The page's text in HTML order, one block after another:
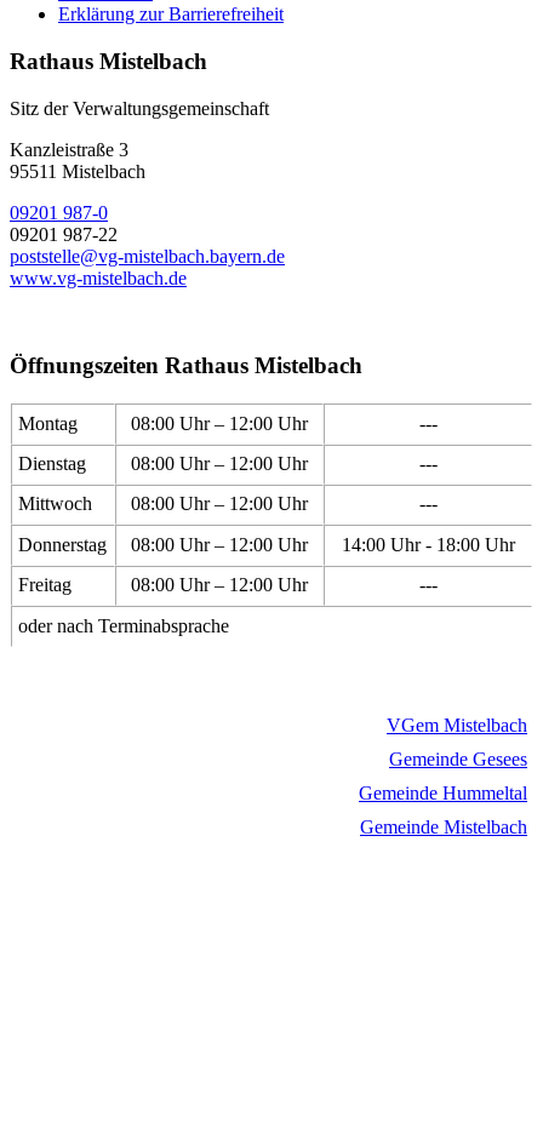
Erklärung zur Barrierefreiheit
Rathaus Mistelbach
Sitz der Verwaltungsgemeinschaft
Kanzleistraße 3
95511 Mistelbach
09201 987-0
09201 987-22
poststelle@vg-mistelbach.bayern.de
www.vg-mistelbach.de
Öffnungszeiten Rathaus Mistelbach
Montag 08:00 Uhr – 12:00 Uhr
---
Dienstag
08:00 Uhr – 12:00 Uhr
---
Mittwoch
08:00 Uhr – 12:00 Uhr
---
Donnerstag
08:00 Uhr – 12:00 Uhr
14:00 Uhr - 18:00 Uhr
Freitag
08:00 Uhr – 12:00 Uhr
---
oder nach Terminabsprache
VGem Mistelbach
Gemeinde Gesees
Gemeinde Hummeltal
Gemeinde Mistelbach